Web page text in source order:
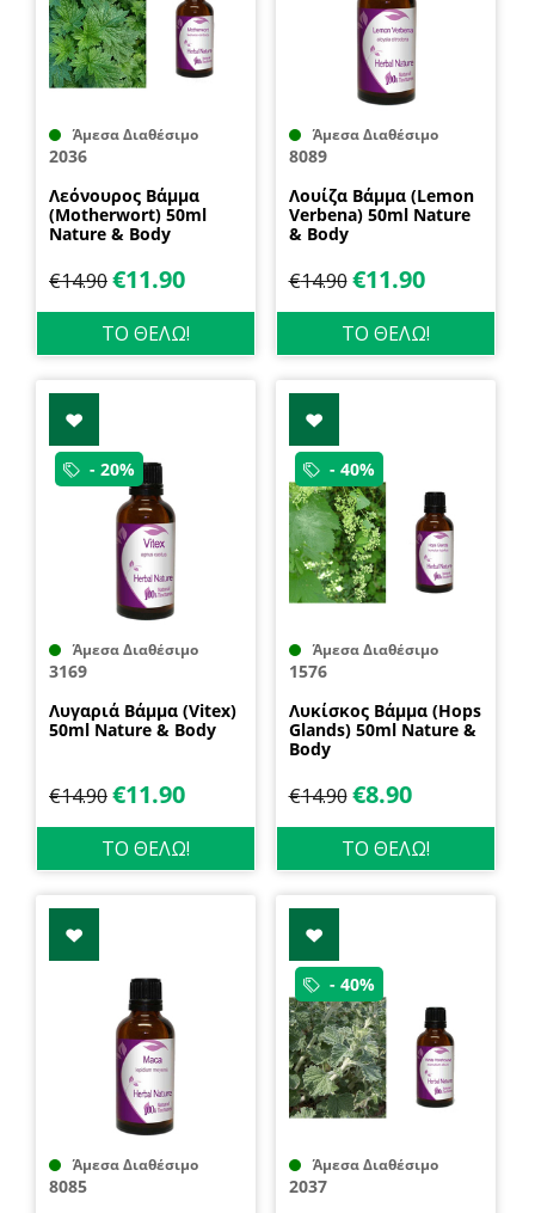
Άμεσα Διαθέσιμο
2036
Λεόνουρος Βάμμα
(Motherwort) 50ml
Nature & Body
€14.90€11.90
ΤΟ ΘΕΛΩ!
Άμεσα Διαθέσιμο
8089
Λουίζα Βάμμα (Lemon
Verbena) 50ml Nature
& Body
€14.90 €11.90
ΤΟ ΘΕΛΩ!
- 20%
Άμεσα Διαθέσιμο
3169
Λυγαριά Βάμμα (Vitex)
50ml Nature & Body
€14.90€11.90
ΤΟ ΘΕΛΩ!
- 40%
Άμεσα Διαθέσιμο
1576
Λυκίσκος Βάμμα (Hops
Glands) 50ml Nature &
Body
€14.90 €8.90
ΤΟ ΘΕΛΩ!
Άμεσα Διαθέσιμο
8085
- 40%
Άμεσα Διαθέσιμο
2037